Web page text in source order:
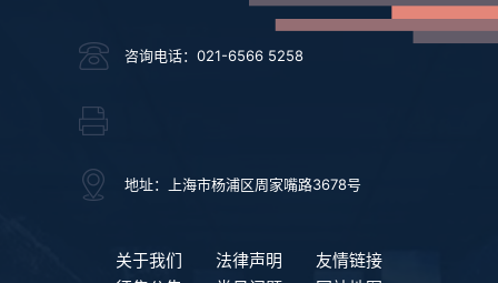
咨询电话：021-6566 5258
地址：上海市杨浦区周家嘴路3678号
关于我们 法律声明
友情链接